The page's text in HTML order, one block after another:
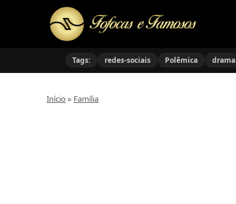
Tags: redes-sociais Polêmica drama
Início » Família